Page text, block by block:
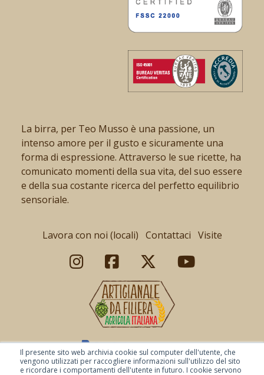
Il presente sito web archivia cookie sul computer dell'utente, che
vengono utilizzati per raccogliere informazioni sull'utilizzo del sito
e ricordare i comportamenti dell'utente in futuro. I cookie servono
La birra, per Teo Musso è una passione, un
intenso amore per il gusto e sicuramente una
forma di espressione. Attraverso le sue ricette, ha
comunicato momenti della sua vita, del suo essere
e della sua costante ricerca del perfetto equilibrio
sensoriale.
Lavora con noi (locali) Contattaci Visite